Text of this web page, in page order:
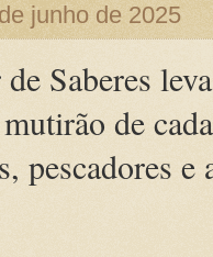
junho de 2025
Saberes
de
pescadores e